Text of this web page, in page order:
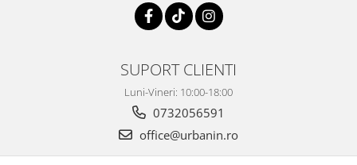
SUPORT CLIENTI
Luni-Vineri: 10:00-18:00
0732056591
office@urbanin.ro